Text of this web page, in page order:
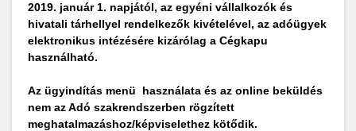
2019. január 1. napjától, az egyéni vállalkozók és
hivatali tárhellyel rendelkezők kivételével, az adóügyek
elektronikus intézésére kizárólag a Cégkapu
használható.
Az ügyindítás menü használata és az online beküldés
nem az Adó szakrendszerben rögzített
meghatalmazáshoz/képviselethez kötődik.